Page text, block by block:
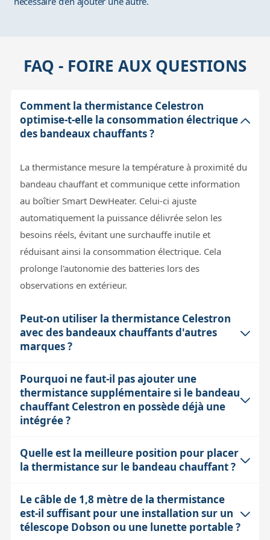
FAQ - FOIRE AUX QUESTIONS
Comment la thermistance Celestron
optimise-t-elle la consommation électrique
des bandeaux chauffants ?
La thermistance mesure la température à proximité du
bandeau chauffant et communique cette information
au boîtier Smart DewHeater. Celui-ci ajuste
automatiquement la puissance délivrée selon les
besoins réels, évitant une surchauffe inutile et
réduisant ainsi la consommation électrique. Cela
prolonge l'autonomie des batteries lors des
observations en extérieur.
Peut-on utiliser la thermistance Celestron
avec des bandeaux chauffants d'autres
marques ?
Oui, la thermistance Celestron est compatible avec
d'autres bandeaux chauffants à condition qu'ils soient
connectés via le boîtier Smart DewHeater. La sonde
doit être placée sous le bandeau chauffant pour
mesurer correctement la température et permettre au
contrôleur d'ajuster la puissance en conséquence.
Pourquoi ne faut-il pas ajouter une
thermistance supplémentaire si le bandeau
chauffant Celestron en possède déjà une
intégrée ?
Ajouter une thermistance supplémentaire dans ce cas
peut fausser la régulation car le boîtier recevrait des
Le système est conçu pour fonctionner avec une seule
sonde par bandeau afin d'assurer une mesure précise
Quelle est la meilleure position pour placer
la thermistance sur le bandeau chauffant ?
La thermistance doit être placée directement sous le
bandeau chauffant pour mesurer la température réelle
de la surface chauffée. Cela garantit une régulation
Le câble de 1,8 mètre de la thermistance
est-il suffisant pour une installation sur un
télescope Dobson ou une lunette portable ?